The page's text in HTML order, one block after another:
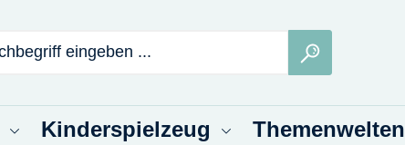
Kinderspielzeug Themenwelten